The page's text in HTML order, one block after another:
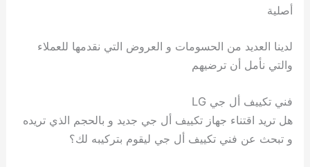
أصلية
لدينا العديد من الحسومات و العروض التي نقدمها للعملاء
والتي نأمل أن ترضيهم
فني تكييف أل جي LG
هل تريد اقتناء جهاز تكييف أل جي جديد و بالحجم الذي تريده
و تبحث عن فني تكييف أل جي ليقوم بتركيبه لك؟